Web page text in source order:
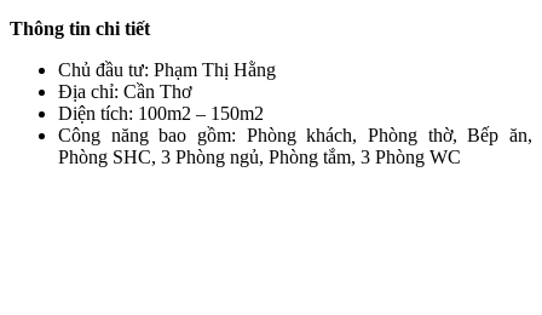
Thông tin chi tiết
Chủ đầu tư: Phạm Thị Hằng
Địa chỉ: Cần Thơ
Diện tích: 100m2 – 150m2
Công năng bao gồm: Phòng khách, Phòng thờ, Bếp ăn,
Phòng SHC, 3 Phòng ngủ, Phòng tắm, 3 Phòng WC